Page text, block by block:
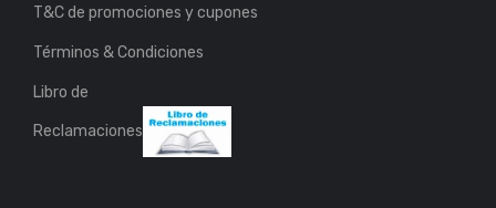
T&C de promociones y cupones
Términos & Condiciones
Libro de
Reclamaciones